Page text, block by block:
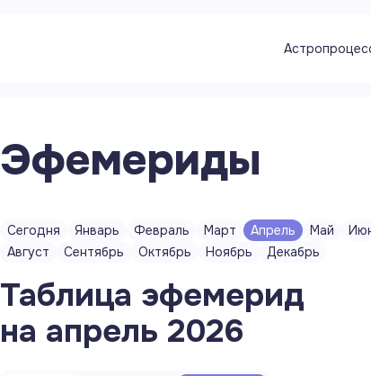
Эфемериды
Сегодня Январь Февраль Март Апрель Май
Август
Сентябрь Октябрь Ноябрь Декабрь
Таблица эфемерид
на апрель 2026